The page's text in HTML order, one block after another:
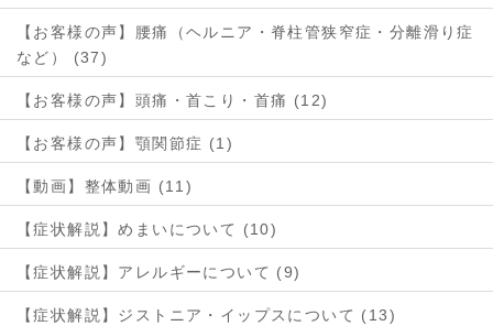
【お客様の声】腰痛（ヘルニア・脊柱管狭窄症・分離滑り症
など） (37)
【お客様の声】頭痛・首こり・首痛 (12)
【お客様の声】顎関節症 (1)
【動画】整体動画 (11)
【症状解説】めまいについて (10)
【症状解説】アレルギーについて (9)
【症状解説】ジストニア・イップスについて (13)